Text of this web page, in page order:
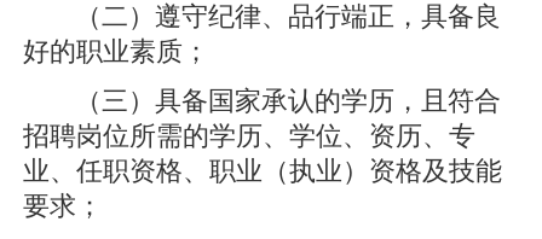
（二）遵守纪律、品行端正，具备良
好的职业素质；
（三）具备国家承认的学历，且符合
招聘岗位所需的学历、学位、资历、专
业、任职资格、职业（执业）资格及技能
要求；